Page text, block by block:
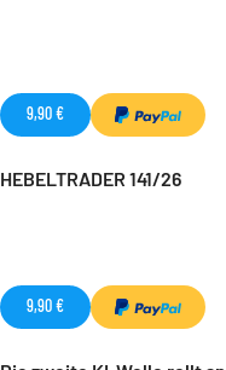
9,90 €
HEBELTRADER 141/26
9,90 €